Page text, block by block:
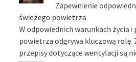
Zapewnienie
świeżego powietrza
W odpowiednich warunkach życia i
powietrza odgrywa kluczową rolę.
przepisy dotyczące wentylacji są